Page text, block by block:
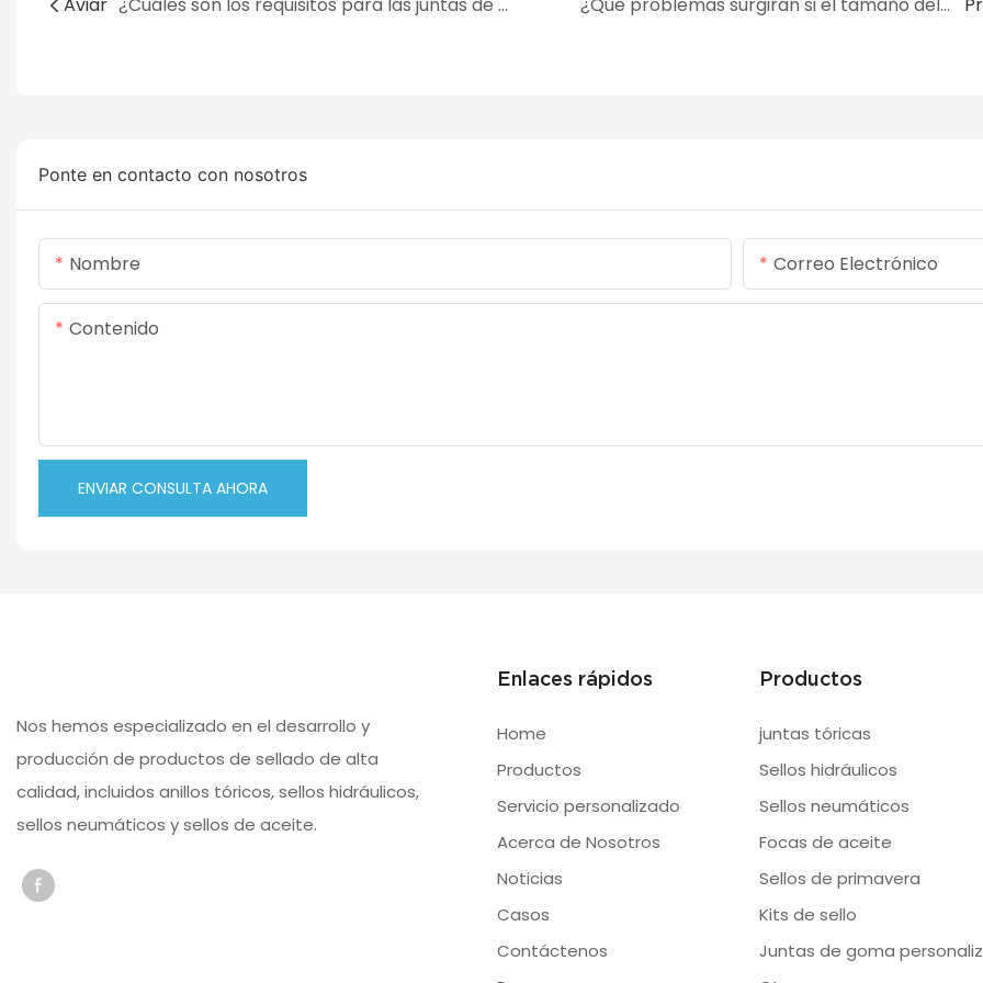
Ponte en contacto con nosotros
Nombre Correo Electrónico
Contenido
ENVIAR CONSULTA AHORA
Nos hemos especializado en el desarrollo y
producción de productos de sellado de alta
calidad, incluidos anillos tóricos, sellos hidráulicos,
sellos neumáticos y sellos de aceite.
Enlaces rápidos
Home
Productos
Servicio personalizado
Acerca de Nosotros
Noticias
Casos
Contáctenos
Productos
juntas tóricas
Sellos hidráulicos
Sellos neumáticos
Focas de aceite
Sellos de primavera
Kits de sello
Juntas de goma